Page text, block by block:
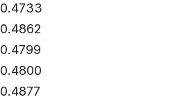
0.4733
0.4862
0.4799
0.4800
0.4877